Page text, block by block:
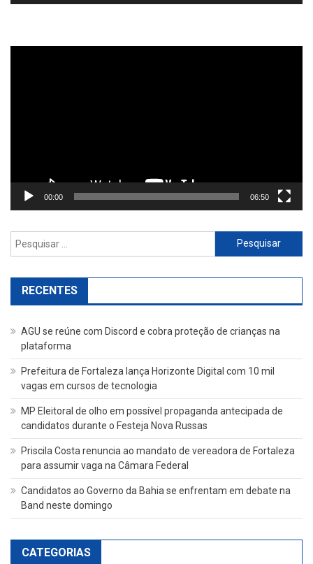
00:00 06:50
Pesquisar
por:
RECENTES
AGU se reúne com Discord e cobra proteção de crianças na
plataforma
Prefeitura de Fortaleza lança Horizonte Digital com 10 mil
vagas em cursos de tecnologia
MP Eleitoral de olho em possível propaganda antecipada de
candidatos durante o Festeja Nova Russas
Priscila Costa renuncia ao mandato de vereadora de Fortaleza
para assumir vaga na Câmara Federal
Candidatos ao Governo da Bahia se enfrentam em debate na
Band neste domingo
CATEGORIAS